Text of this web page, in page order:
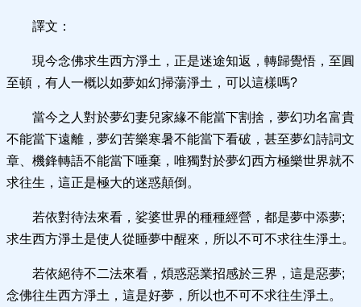
譯文：
現今念佛求生西方淨土，正是迷途知返，轉歸覺悟，至圓
至頓，有人一概以如夢如幻掃蕩淨土，可以這樣嗎?
當今之人對於夢幻妻兒家緣不能當下割捨，夢幻功名富貴
不能當下遠離，夢幻苦樂寒暑不能當下看破，甚至夢幻詩詞文
章、機鋒轉語不能當下唾棄，唯獨對於夢幻西方極樂世界就不
求往生，這正是極大的迷惑顛倒。
若依對待法來看，娑婆世界的種種經營，都是夢中添夢;
求生西方淨土是使人從睡夢中醒來，所以不可不求往生淨土。
若依絕待不二法來看，煩惑惡業招感於三界，這是惡夢;
念佛往生西方淨土，這是好夢，所以也不可不求往生淨土。